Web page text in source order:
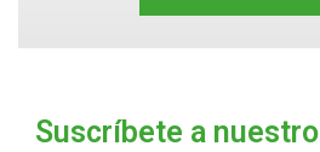
Suscríbete a nuestro